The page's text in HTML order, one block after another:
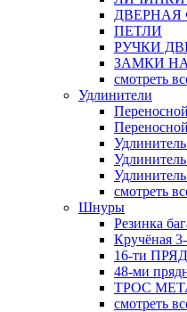
ДВЕРНАЯ
ПЕТЛИ
РУЧКИ
ЗАМКИ
смотреть
Удлинители
смотреть
Шнуры
Резинка
Кручёная
16-ти
48-ми
ТРОС
смотреть